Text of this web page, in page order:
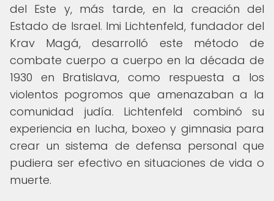
del Este y, más tarde, en la creación del
Estado de Israel. Imi Lichtenfeld, fundador del
Krav Magá, desarrolló este método de
combate cuerpo a cuerpo en la década de
1930 en Bratislava, como respuesta a los
violentos pogromos que amenazaban a la
comunidad judía. Lichtenfeld combinó su
experiencia en lucha, boxeo y gimnasia para
crear un sistema de defensa personal que
pudiera ser efectivo en situaciones de vida o
muerte.